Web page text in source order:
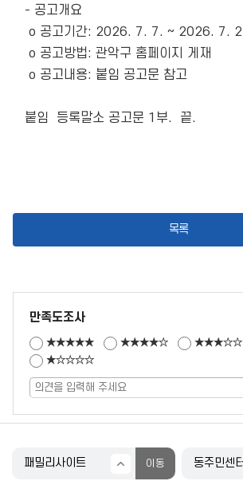
- 공고개요
붙임  등록말소 공고문 1부.  끝.
목록
만족도조사
★★★★★ ★★★★☆ ★★★☆☆
★☆☆☆☆